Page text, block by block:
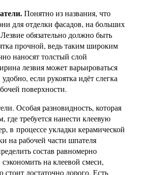
Понятно из названия, что
для отделки фасадов, на больших
обязательно должно быть
прочной, ведь таким широким
наносят толстый слой
лезвия может варьироваться
если рукоятка идёт слегка
поверхности.
Особая разновидность, которая
где требуется нанести клеевую
в процессе укладки керамической
на рабочей части шпателя
состав равномерно
на клеевой смеси,
стоит достаточно дорого. Есть